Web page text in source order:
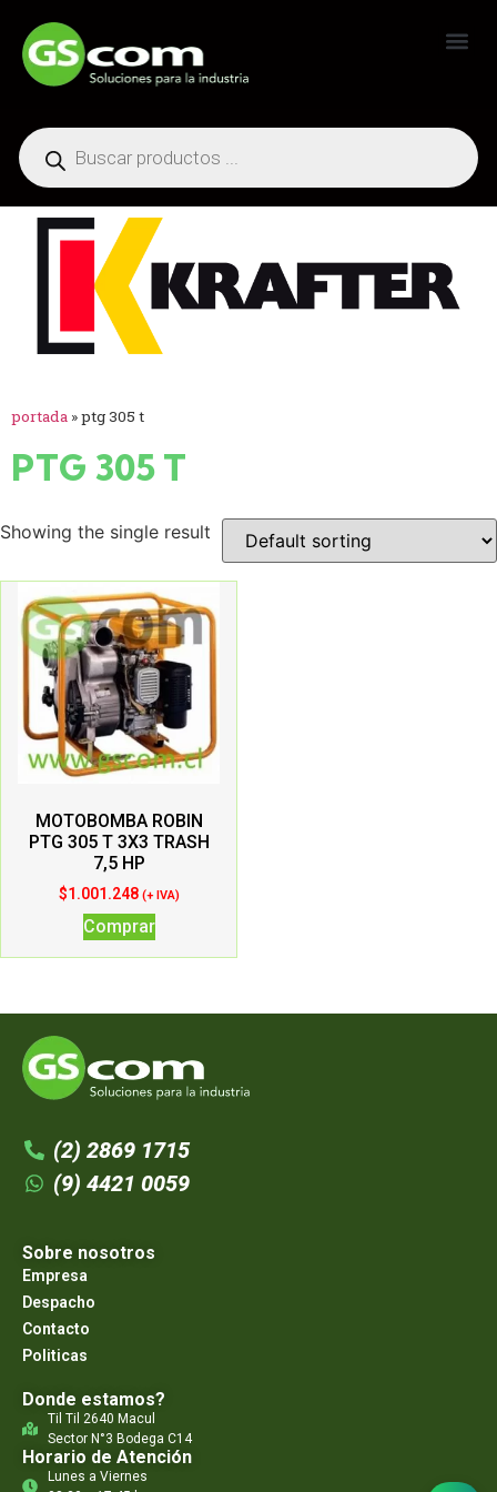
portada »ptg 305 t
PTG 305 T
Showing the single result
MOTOBOMBA ROBIN
PTG 305 T 3X3 TRASH
7,5 HP
$1.001.248 (+ IVA)
Comprar
(2) 2869 1715
(9) 4421 0059
Sobre nosotros
Empresa
Despacho
Contacto
Politicas
Donde estamos?
Til Til 2640 Macul
Sector N°3 Bodega C14
Horario de Atención
Lunes a Viernes